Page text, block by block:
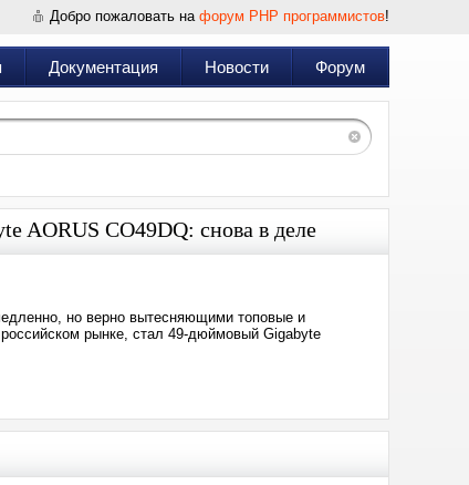
Добро пожаловать на форум PHP программистов!
Документация Новости Форум
AORUS CO49DQ: снова в деле
но верно вытесняющими топовые и
рынке, стал 49-дюймовый Gigabyte